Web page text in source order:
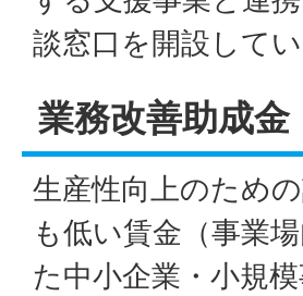
談窓口を開設して
業務改善助成金
生産性向上のため
も低い賃金（事業
た中小企業・小規